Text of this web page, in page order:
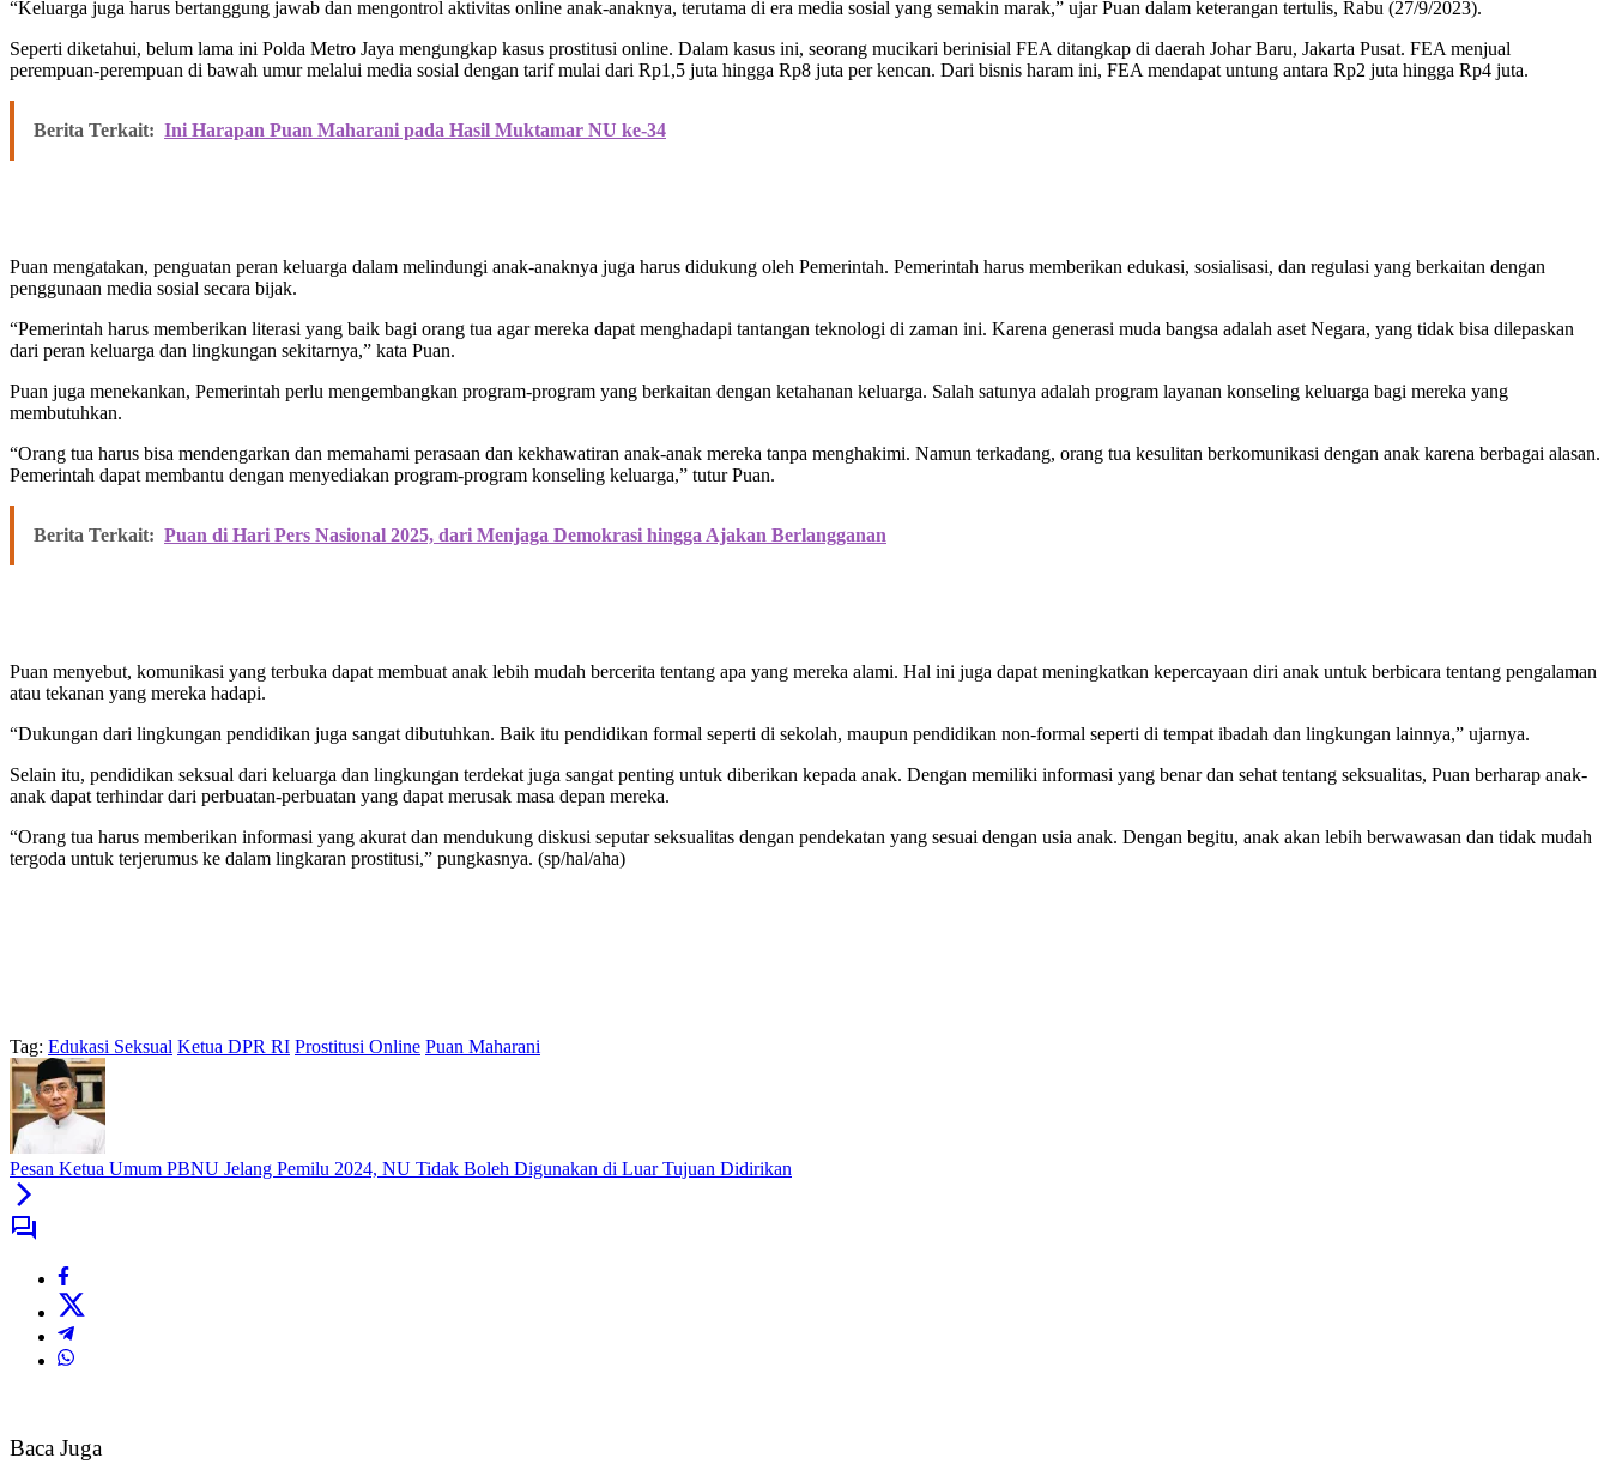
“Keluarga juga harus bertanggung jawab dan mengontrol aktivitas online anak-anaknya, terutama di era media sosial yang semakin marak,” ujar Puan dalam keterangan tertulis, Rabu (27/9/2023).
Seperti diketahui, belum lama ini Polda Metro Jaya mengungkap kasus prostitusi online. Dalam kasus ini, seorang mucikari berinisial FEA ditangkap di daerah Johar Baru, Jakarta Pusat. FEA menjual
perempuan-perempuan di bawah umur melalui media sosial dengan tarif mulai dari Rp1,5 juta hingga Rp8 juta per kencan. Dari bisnis haram ini, FEA mendapat untung antara Rp2 juta hingga Rp4 juta.
Berita Terkait: Ini Harapan Puan Maharani pada Hasil Muktamar NU ke-34
Puan mengatakan, penguatan peran keluarga dalam melindungi anak-anaknya juga harus didukung oleh Pemerintah. Pemerintah harus memberikan edukasi, sosialisasi, dan regulasi yang berkaitan dengan
penggunaan media sosial secara bijak.
“Pemerintah harus memberikan literasi yang baik bagi orang tua agar mereka dapat menghadapi tantangan teknologi di zaman ini. Karena generasi muda bangsa adalah aset Negara, yang tidak bisa dilepaskan
dari peran keluarga dan lingkungan sekitarnya,” kata Puan.
Puan juga menekankan, Pemerintah perlu mengembangkan program-program yang berkaitan dengan ketahanan keluarga. Salah satunya adalah program layanan konseling keluarga bagi mereka yang
membutuhkan.
“Orang tua harus bisa mendengarkan dan memahami perasaan dan kekhawatiran anak-anak mereka tanpa menghakimi. Namun terkadang, orang tua kesulitan berkomunikasi dengan anak karena berbagai alasan.
Pemerintah dapat membantu dengan menyediakan program-program konseling keluarga,” tutur Puan.
Berita Terkait: Puan di Hari Pers Nasional 2025, dari Menjaga Demokrasi hingga Ajakan Berlangganan
Puan menyebut, komunikasi yang terbuka dapat membuat anak lebih mudah bercerita tentang apa yang mereka alami. Hal ini juga dapat meningkatkan kepercayaan diri anak untuk berbicara tentang pengalaman
atau tekanan yang mereka hadapi.
“Dukungan dari lingkungan pendidikan juga sangat dibutuhkan. Baik itu pendidikan formal seperti di sekolah, maupun pendidikan non-formal seperti di tempat ibadah dan lingkungan lainnya,” ujarnya.
Selain itu, pendidikan seksual dari keluarga dan lingkungan terdekat juga sangat penting untuk diberikan kepada anak. Dengan memiliki informasi yang benar dan sehat tentang seksualitas, Puan berharap anak-
anak dapat terhindar dari perbuatan-perbuatan yang dapat merusak masa depan mereka.
“Orang tua harus memberikan informasi yang akurat dan mendukung diskusi seputar seksualitas dengan pendekatan yang sesuai dengan usia anak. Dengan begitu, anak akan lebih berwawasan dan tidak mudah
tergoda untuk terjerumus ke dalam lingkaran prostitusi,” pungkasnya. (sp/hal/aha)
Tag: Edukasi Seksual Ketua DPR RI Prostitusi Online Puan Maharani
Pesan Ketua Umum PBNU Jelang Pemilu 2024, NU Tidak Boleh Digunakan di Luar Tujuan Didirikan
Baca Juga